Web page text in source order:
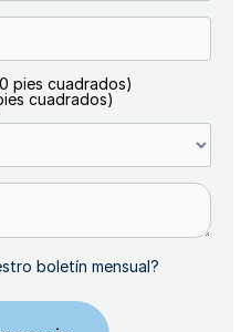
pies cuadrados)
cuadrados)
boletín mensual?